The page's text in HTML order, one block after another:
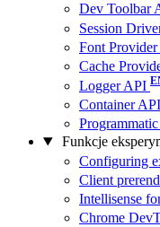
Dev Toolbar
Session
Font
Cache
Logger API
Container
Funkcje
Configuring
Client
Intellisense
Chrome